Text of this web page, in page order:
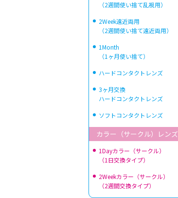
（2週間使い捨て乱視用）
2Week遠近両用
（2週間使い捨て遠近両用）
1Month
（1ヶ月使い捨て）
ハードコンタクトレンズ
3ヶ月交換
ハードコンタクトレンズ
ソフトコンタクトレンズ
カラー（サークル）レンズ
1Dayカラー（サークル）
（1日交換タイプ）
2Weekカラー（サークル）
（2週間交換タイプ）